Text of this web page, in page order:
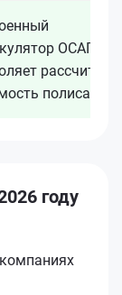
ОСАГО
рассчитать
полиса
году